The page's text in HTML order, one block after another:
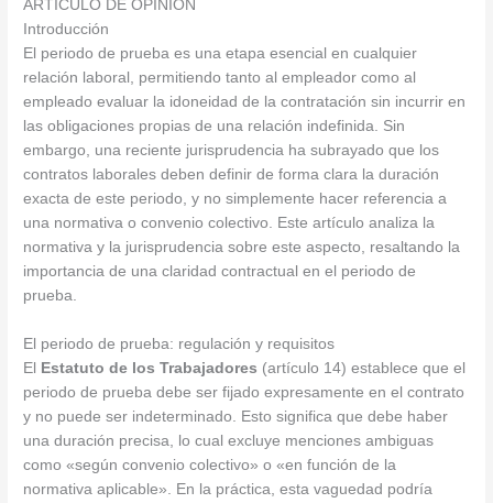
ARTICULO DE OPINION
Introducción
El periodo de prueba es una etapa esencial en cualquier
relación laboral, permitiendo tanto al empleador como al
empleado evaluar la idoneidad de la contratación sin incurrir en
las obligaciones propias de una relación indefinida. Sin
embargo, una reciente jurisprudencia ha subrayado que los
contratos laborales deben definir de forma clara la duración
exacta de este periodo, y no simplemente hacer referencia a
una normativa o convenio colectivo. Este artículo analiza la
normativa y la jurisprudencia sobre este aspecto, resaltando la
importancia de una claridad contractual en el periodo de
prueba.
El periodo de prueba: regulación y requisitos
El
Estatuto de los Trabajadores (artículo 14) establece que el
periodo de prueba debe ser fijado expresamente en el contrato
y no puede ser indeterminado. Esto significa que debe haber
una duración precisa, lo cual excluye menciones ambiguas
como «según convenio colectivo» o «en función de la
normativa aplicable». En la práctica, esta vaguedad podría